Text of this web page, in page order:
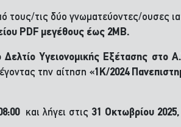
τους/τις δύο γνωματεύοντες/ουσες
PDF μεγέθους έως 2MB.
Υγειονομικής Εξέτασης στο
την αίτηση «1Κ/2024
και λήγει στις 31 Οκτωβρίου